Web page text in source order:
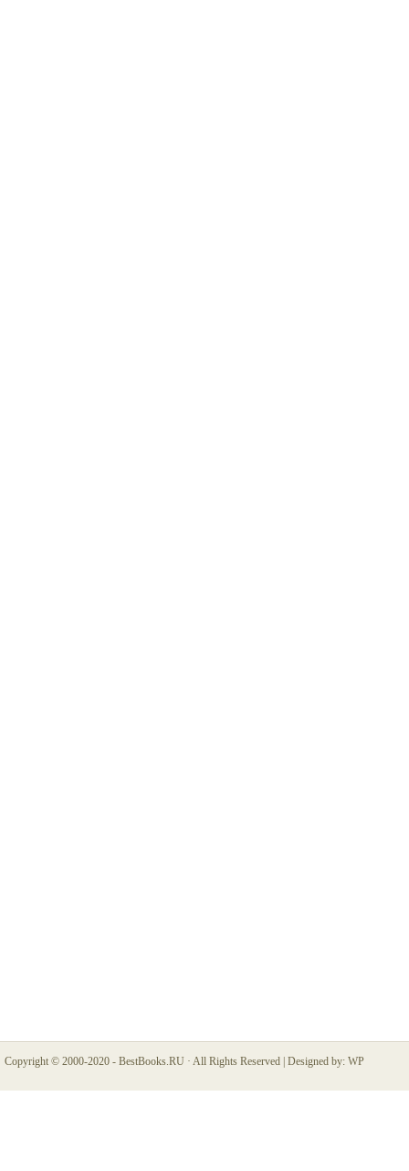
Copyright © 2000-2020 - BestBooks.RU · All Rights Reserved | Designed by: WP